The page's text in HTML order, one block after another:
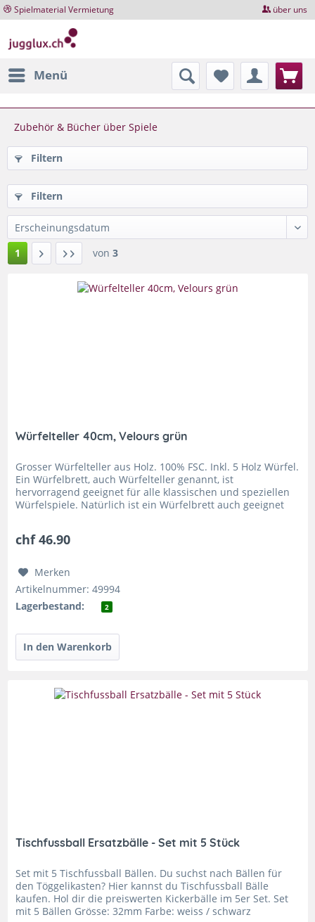
Spielmaterial Vermietung über uns
Menü
Zubehör & Bücher über Spiele
Filtern
Filtern
1 von 3
Würfelteller 40cm, Velours grün
Grosser Würfelteller aus Holz. 100% FSC. Inkl. 5 Holz Würfel.
Ein Würfelbrett, auch Würfelteller genannt, ist
hervorragend geeignet für alle klassischen und speziellen
Würfelspiele. Natürlich ist ein Würfelbrett auch geeignet
chf 46.90
Merken
Artikelnummer: 49994
Lagerbestand:
2
Tischfussball Ersatzbälle - Set mit 5 Stück
Set mit 5 Tischfussball Bällen. Du suchst nach Bällen für
den Töggelikasten? Hier kannst du Tischfussball Bälle
kaufen. Hol dir die preiswerten Kickerbälle im 5er Set. Set
mit 5 Bällen Grösse: 32mm Farbe: weiss / schwarz